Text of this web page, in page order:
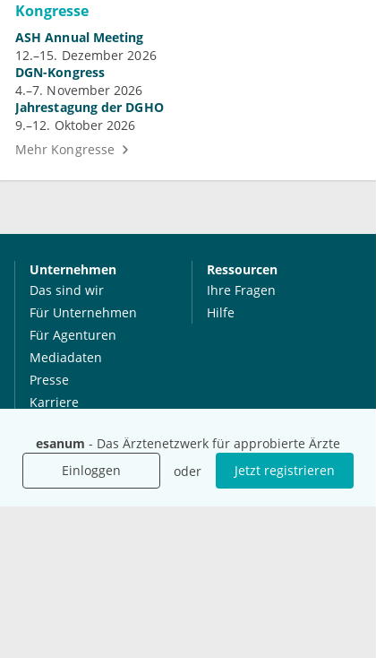
esanum - Das Ärztenetzwerk für approbierte Ärzte
Einloggen
oder Jetzt registrieren
Kongresse
ASH Annual Meeting
12.–15. Dezember 2026
DGN-Kongress
4.–7. November 2026
Jahrestagung der DGHO
9.–12. Oktober 2026
Mehr Kongresse
Unternehmen
Das sind wir
Für Unternehmen
Für Agenturen
Mediadaten
Presse
Karriere
Ressourcen
Ihre Fragen
Hilfe
International
esanum.it
Social Media
Youtube